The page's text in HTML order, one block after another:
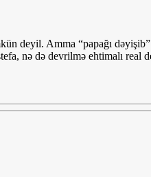
deyil. Amma “papağı
nə də devrilmə ehtimalı real